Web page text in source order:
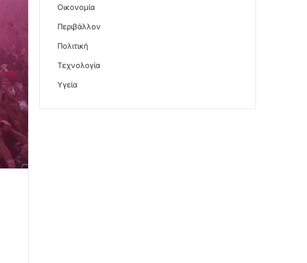
Οικονομία
Περιβάλλον
Πολιτική
Τεχνολογία
Υγεία